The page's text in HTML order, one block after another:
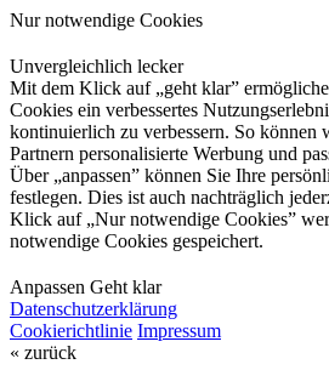
Nur notwendige Cookies
Unvergleichlich lecker
Mit dem Klick auf „geht klar”
Cookies ein verbessertes
kontinuierlich zu verbessern. So können
Partnern personalisierte Werbung und
Über „anpassen” können Sie Ihre
festlegen. Dies ist auch nachträglich
Klick auf „Nur notwendige Cookies”
notwendige Cookies gespeichert.
Anpassen Geht klar
Datenschutzerklärung
Cookierichtlinie Impressum
« zurück